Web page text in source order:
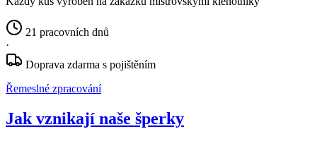
21 pracovních dnů
·
Doprava zdarma s pojištěním
Řemeslné zpracování
Jak vznikají naše šperky